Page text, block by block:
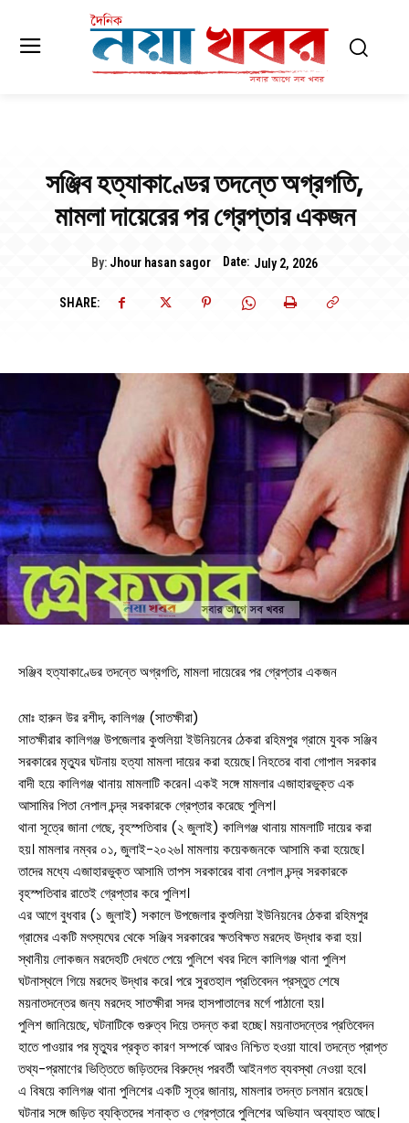
সঞ্জিব হত্যাকাণ্ডের তদন্তে অগ্রগতি,
মামলা দায়েরের পর গ্রেপ্তার একজন
By: Jhour hasan sagor Date: July 2, 2026
SHARE:
সঞ্জিব হত্যাকাণ্ডের তদন্তে অগ্রগতি, মামলা দায়েরের পর গ্রেপ্তার একজন
মোঃ হারুন উর রশীদ, কালিগঞ্জ (সাতক্ষীরা)
সাতক্ষীরার কালিগঞ্জ উপজেলার কুশুলিয়া ইউনিয়নের ঠেকরা রহিমপুর গ্রামে যুবক সঞ্জিব
সরকারের মৃত্যুর ঘটনায় হত্যা মামলা দায়ের করা হয়েছে। নিহতের বাবা গোপাল সরকার
বাদী হয়ে কালিগঞ্জ থানায় মামলাটি করেন। একই সঙ্গে মামলার এজাহারভুক্ত এক
আসামির পিতা নেপাল চন্দ্র সরকারকে গ্রেপ্তার করেছে পুলিশ।
থানা সূত্রে জানা গেছে, বৃহস্পতিবার (২ জুলাই) কালিগঞ্জ থানায় মামলাটি দায়ের করা
হয়। মামলার নম্বর ০১, জুলাই-২০২৬। মামলায় কয়েকজনকে আসামি করা হয়েছে।
তাদের মধ্যে এজাহারভুক্ত আসামি তাপস সরকারের বাবা নেপাল চন্দ্র সরকারকে
বৃহস্পতিবার রাতেই গ্রেপ্তার করে পুলিশ।
এর আগে বুধবার (১ জুলাই) সকালে উপজেলার কুশুলিয়া ইউনিয়নের ঠেকরা রহিমপুর
গ্রামের একটি মৎস্যঘের থেকে সঞ্জিব সরকারের ক্ষতবিক্ষত মরদেহ উদ্ধার করা হয়।
স্থানীয় লোকজন মরদেহটি দেখতে পেয়ে পুলিশে খবর দিলে কালিগঞ্জ থানা পুলিশ
ঘটনাস্থলে গিয়ে মরদেহ উদ্ধার করে। পরে সুরতহাল প্রতিবেদন প্রস্তুত শেষে
ময়নাতদন্তের জন্য মরদেহ সাতক্ষীরা সদর হাসপাতালের মর্গে পাঠানো হয়।
পুলিশ জানিয়েছে, ঘটনাটিকে গুরুত্ব দিয়ে তদন্ত করা হচ্ছে। ময়নাতদন্তের প্রতিবেদন
হাতে পাওয়ার পর মৃত্যুর প্রকৃত কারণ সম্পর্কে আরও নিশ্চিত হওয়া যাবে। তদন্তে প্রাপ্ত
তথ্য-প্রমাণের ভিত্তিতে জড়িতদের বিরুদ্ধে পরবর্তী আইনগত ব্যবস্থা নেওয়া হবে।
এ বিষয়ে কালিগঞ্জ থানা পুলিশের একটি সূত্র জানায়, মামলার তদন্ত চলমান রয়েছে।
ঘটনার সঙ্গে জড়িত ব্যক্তিদের শনাক্ত ও গ্রেপ্তারে পুলিশের অভিযান অব্যাহত আছে।